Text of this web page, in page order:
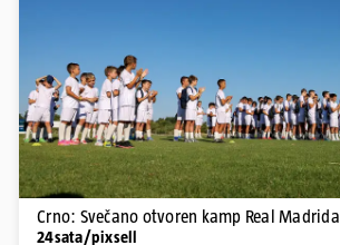
Crno: Svečano otvoren kamp Real Madrida
24sata/pixsell